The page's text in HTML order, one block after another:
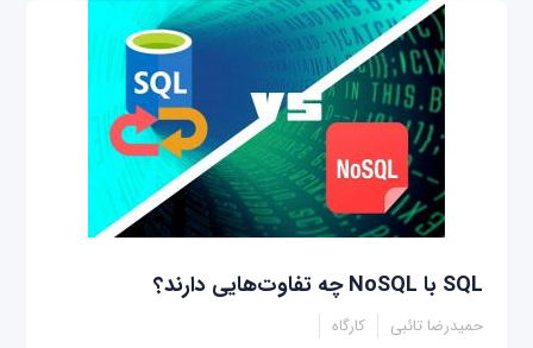
SQL با NoSQL چه تفاوت‌‌هایی دارند؟
حمیدرضا تائبی کارگاه